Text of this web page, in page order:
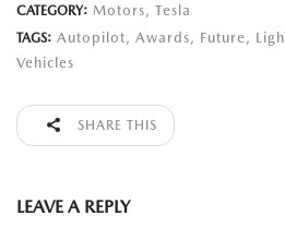
CATEGORY: Motors, Tesla
TAGS: Autopilot, Awards, Future,
Vehicles
SHARE THIS
LEAVE A REPLY